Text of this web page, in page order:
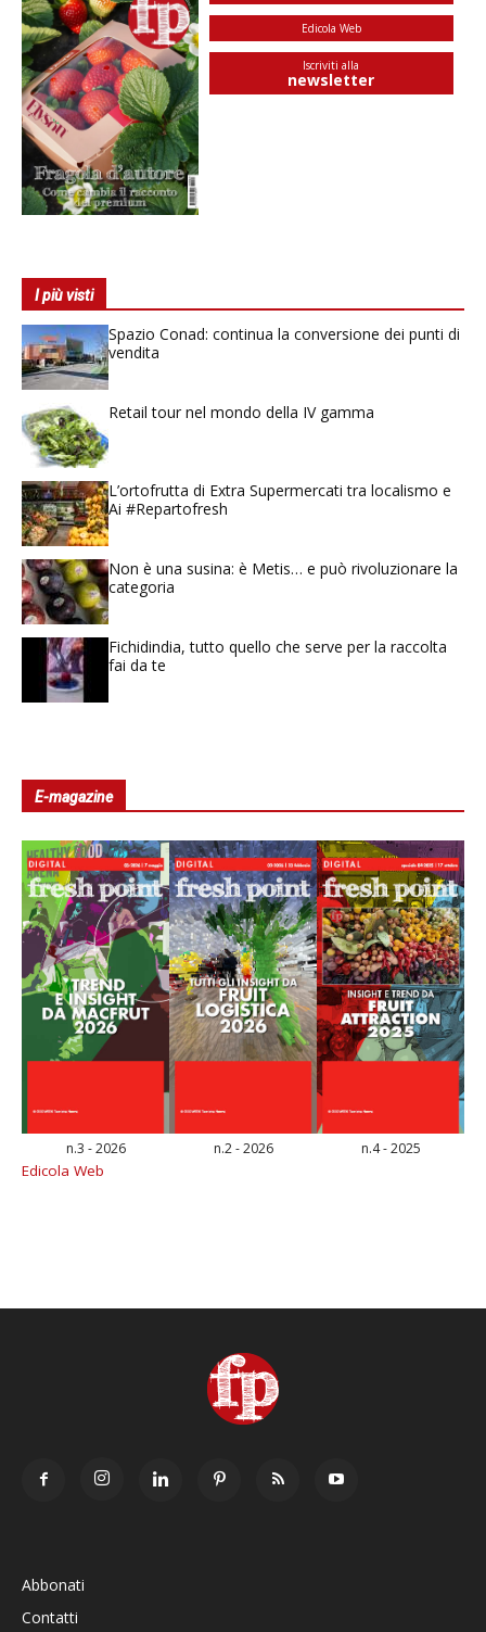
Edicola Web
Iscriviti alla
newsletter
I più visti
Spazio Conad: continua la conversione dei punti di
vendita
Retail tour nel mondo della IV gamma
L’ortofrutta di Extra Supermercati tra localismo e
Ai #Repartofresh
Non è una susina: è Metis… e può rivoluzionare la
categoria
Fichidindia, tutto quello che serve per la raccolta
fai da te
E-magazine
n.3 - 2026 n.2 - 2026 n.4 - 2025
Edicola Web
Abbonati
Contatti